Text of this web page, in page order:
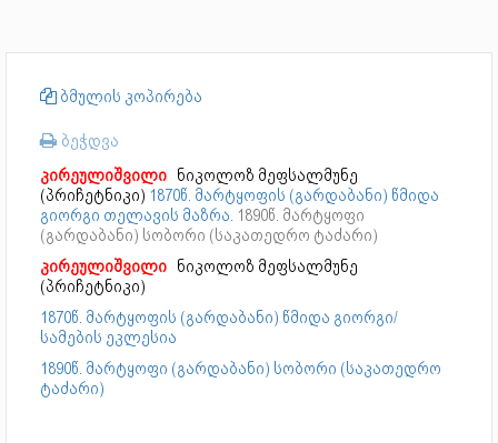
ბმულის კოპირება
ბეჭდვა
კირეულიშვილი ნიკოლოზ მეფსალმუნე
(პრიჩეტნიკი) 1870წ. მარტყოფის (გარდაბანი) წმიდა
გიორგი თელავის მაზრა. 1890წ. მარტყოფი
(გარდაბანი) სობორი (საკათედრო ტაძარი)
კირეულიშვილი ნიკოლოზ მეფსალმუნე
(პრიჩეტნიკი)
1870წ. მარტყოფის (გარდაბანი) წმიდა გიორგი/
სამების ეკლესია
1890წ. მარტყოფი (გარდაბანი) სობორი (საკათედრო
ტაძარი)